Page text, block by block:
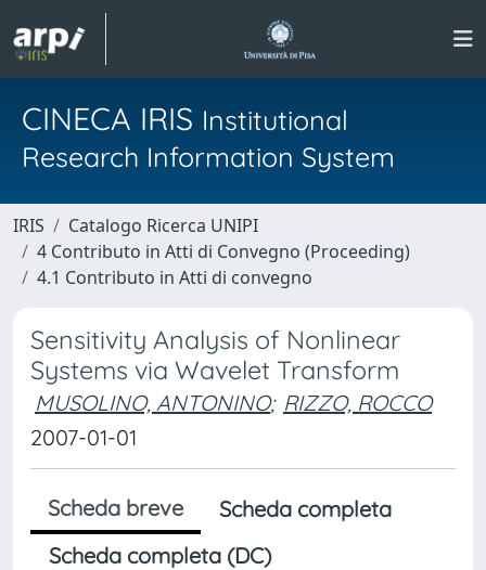
CINECA IRIS Institutional
Research Information System
IRIS
Catalogo Ricerca UNIPI
4 Contributo in Atti di Convegno (Proceeding)
4.1 Contributo in Atti di convegno
Sensitivity Analysis of Nonlinear
Systems via Wavelet Transform
MUSOLINO, ANTONINO; RIZZO, ROCCO
2007-01-01
Scheda breve
Scheda completa
Scheda completa (DC)